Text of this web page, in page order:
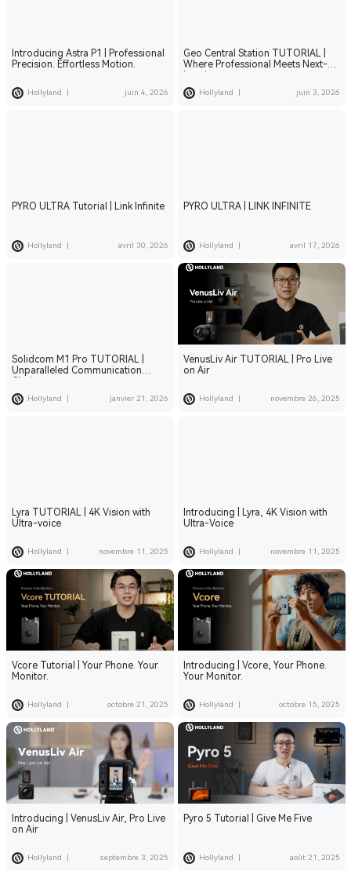
Introducing Astra P1 | Professional
Precision. Effortless Motion.
Hollyland | juin 4, 2026
Geo Central Station TUTORIAL |
Where Professional Meets Next-
Hollyland | juin 3, 2026
PYRO ULTRA Tutorial | Link Infinite
Hollyland | avril 30, 2026
PYRO ULTRA | LINK INFINITE
Hollyland | avril 17, 2026
Solidcom M1 Pro TUTORIAL |
Unparalleled Communication
Hollyland | janvier 21, 2026
VenusLiv Air TUTORIAL | Pro Live
on Air
Hollyland | novembre 26, 2025
Lyra TUTORIAL | 4K Vision with
Ultra-voice
Hollyland | novembre 11, 2025
Introducing | Lyra, 4K Vision with
Ultra-Voice
Hollyland | novembre 11, 2025
Vcore Tutorial | Your Phone. Your
Monitor.
Hollyland | octobre 21, 2025
Introducing | Vcore, Your Phone.
Your Monitor.
Hollyland | octobre 15, 2025
Introducing | VenusLiv Air, Pro Live
on Air
Hollyland | septembre 3, 2025
Pyro 5 Tutorial | Give Me Five
Hollyland | août 21, 2025